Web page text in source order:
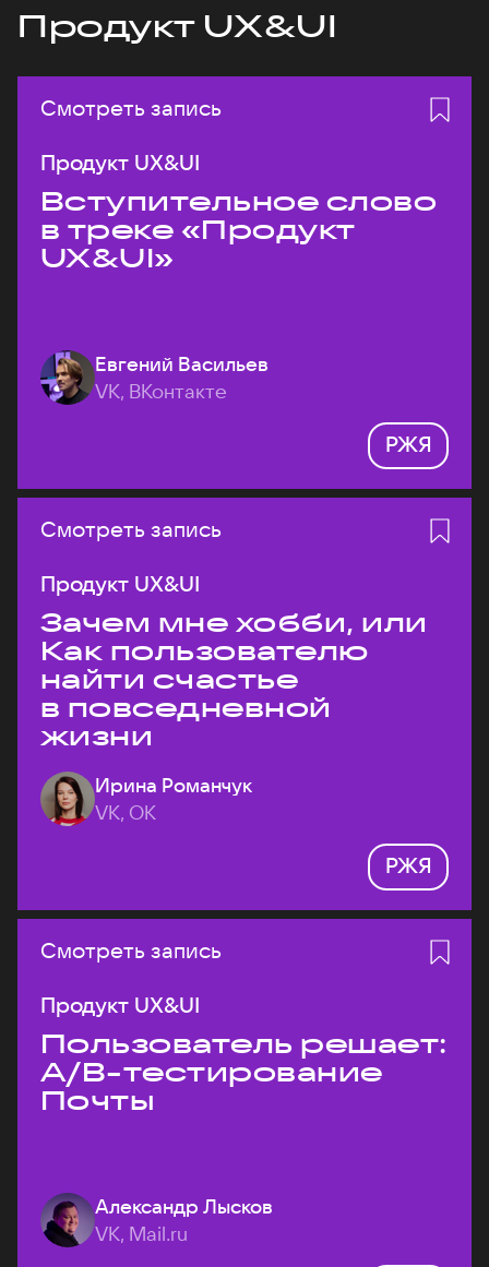
Продукт UX&UI
Смотреть запись
Продукт UX&UI
Вступительное слово
в треке «Продукт
UX&UI»
Евгений Васильев
VK, ВКонтакте
РЖЯ
Смотреть запись
Продукт UX&UI
Зачем мне хобби, или
Как пользователю
найти счастье
в повседневной
жизни
Ирина Романчук
VK, ОК
РЖЯ
Смотреть запись
Продукт UX&UI
Пользователь решает:
A/B-тестирование
Почты
Александр Лысков
VK, Mail.ru